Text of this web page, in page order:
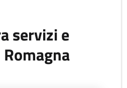
servizi e